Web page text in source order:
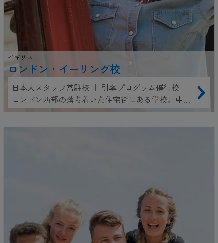
イギリス
ロンドン・イーリング校
日本人スタッフ常駐校 ｜ 引率プログラム催行校
ロンドン西部の落ち着いた住宅街にある学校。中心
部へのアクセスも便利です。